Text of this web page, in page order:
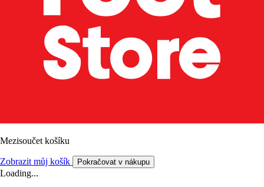
Mezisoučet košíku
Zobrazit můj košík Pokračovat v nákupu
Loading...